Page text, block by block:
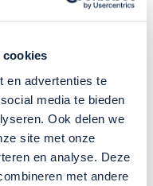
cookies
en advertenties te
media te bieden
Ook delen we
site met onze
en analyse. Deze
met andere